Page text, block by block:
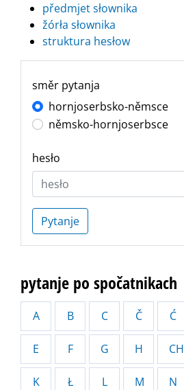
předmjet słownika
žórła słownika
struktura hesłow
směr pytanja
hornjoserbsko-němsce
němsko-hornjoserbsce
hesło
Pytanje
pytanje po spočatnikach
A B C Č Ć
E F G H CH
K Ł L M N